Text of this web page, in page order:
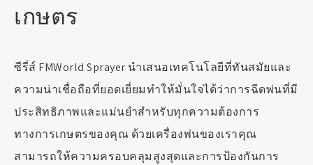
เกษตร
ซีรี่ส์ FMWorld Sprayer นำเสนอเทคโนโลยีที่ทันสมัยและ
ความน่าเชื่อถือที่ยอดเยี่ยมทำให้มั่นใจได้ว่าการฉีดพ่นที่มี
ประสิทธิภาพและแม่นยำสำหรับทุกความต้องการ
ทางการเกษตรของคุณ ด้วยเครื่องพ่นของเราคุณ
สามารถให้ความครอบคลุมสูงสุดและการป้องกันการ